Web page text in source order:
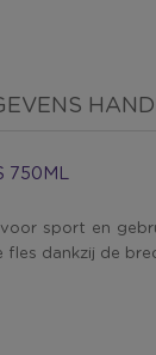
750ML
sport en
fles dankzij de